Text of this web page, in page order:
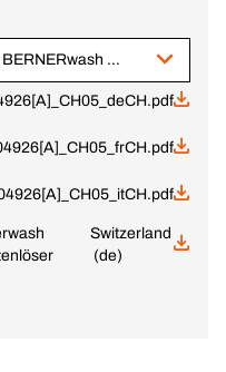
1004926 Insektenlöser Intensive BERNERwash 500 ml
Switzerland
(de)